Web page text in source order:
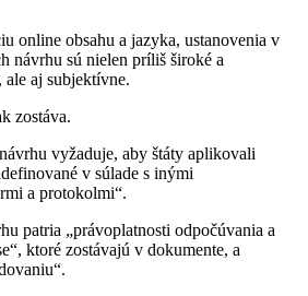
online obsahu a jazyka, ustanovenia v
návrhu sú nielen príliš široké a
ale aj subjektívne.
zostáva.
vyžaduje, aby štáty aplikovali
v súlade s inými
a protokolmi“.
patria „právoplatnosti odpočúvania a
ktoré zostávajú v dokumente, a